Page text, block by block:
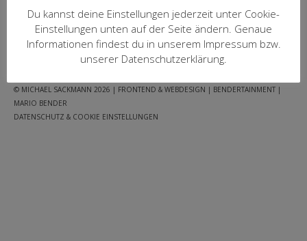
Versandarten
Zahlungsarten
WEIN-ABO
FRAGEBOGEN
JUGENDSCHUTZ
© MICHAEL SACKMANN 2026 | FRONTEND & WEBDESIGN | BENDERTAINMENT |
MARIO BENDER
DATENSCHUTZ & COOKIE EINSTELLUNGEN
Du kannst deine Einstellungen jederzeit unter Cookie-
Einstellungen unten auf der Seite ändern. Genaue
Informationen findest du in unserem Impressum bzw.
unserer Datenschutzerklärung.